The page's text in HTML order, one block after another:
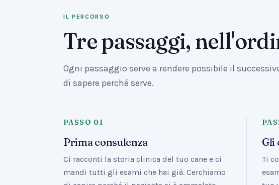
IL PERCORSO
Tre passaggi,
Ogni passaggio serve a rendere possibile il
di sapere perché serve.
PASSO 01
Prima consulenza
Ci racconti la storia clinica del tuo cane e ci
mandi tutti gli esami che hai già. Cerchiamo
Gli
Ti